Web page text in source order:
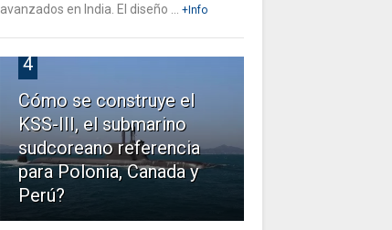
avanzados en India. El diseño ...
+Info
4
Cómo se construye el
KSS-III, el submarino
sudcoreano referencia
para Polonia, Canada y
Perú?